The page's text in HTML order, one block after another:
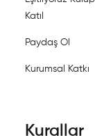
Katıl
Paydaş Ol
Kurumsal Katkı
Kurallar